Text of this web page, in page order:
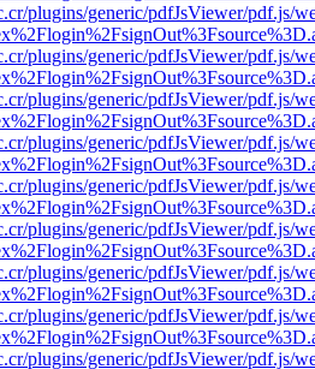
plugins/generic/pdfJsViewer/pdf.js/
plugins/generic/pdfJsViewer/pdf.js/
plugins/generic/pdfJsViewer/pdf.js/
plugins/generic/pdfJsViewer/pdf.js/
plugins/generic/pdfJsViewer/pdf.js/
plugins/generic/pdfJsViewer/pdf.js/
plugins/generic/pdfJsViewer/pdf.js/
plugins/generic/pdfJsViewer/pdf.js/
plugins/generic/pdfJsViewer/pdf.js/